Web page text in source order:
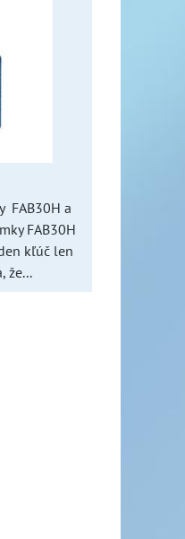
FAB30H a
FAB30H
kľúč len
že...